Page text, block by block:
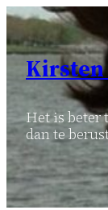
Ga
naar
inhoud
Het is beter
dan te